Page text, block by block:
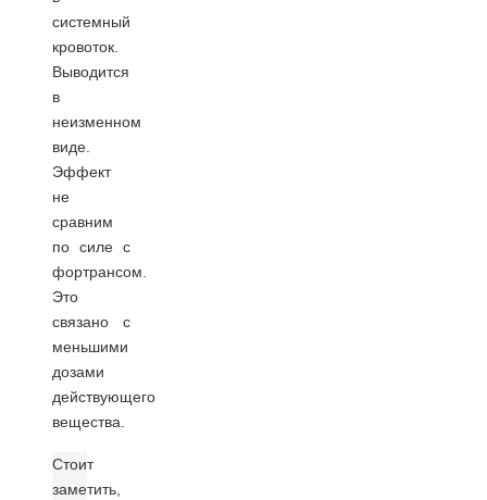
системный
кровоток.
Выводится
в
неизменном
виде.
Эффект
не
сравним
по силе с
фортрансом.
Это
связано с
меньшими
дозами
действующего
вещества.
Стоит
заметить,